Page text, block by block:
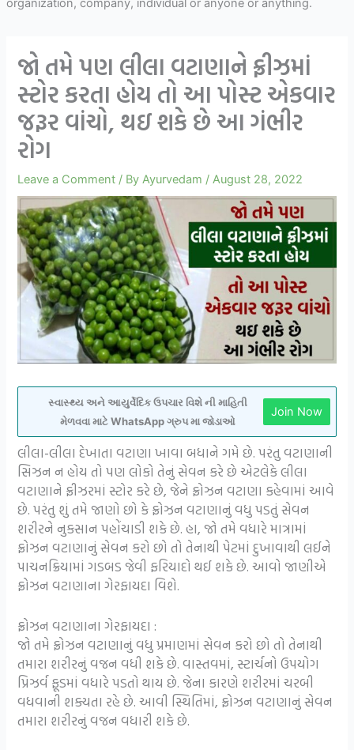
organization, company, individual or anyone or anything.
જો તમે પણ લીલા વટાણાને ફ્રીઝમાં
સ્ટોર કરતા હોય તો આ પોસ્ટ એકવાર
જરૂર વાંચો, થઇ શકે છે આ ગંભીર
રોગ
Leave a Comment / ByAyurvedam /August 28, 2022
સ્વાસ્થ્ય અને આયુર્વેદિક ઉપચાર વિશે ની માહિતી
મેળવવા માટે WhatsApp ગ્રુપ મા જોડાઓ
Join Now
લીલા-લીલા દેખાતા વટાણા ખાવા બધાને ગમે છે. પરંતુ વટાણાની
સિઝન ન હોય તો પણ લોકો તેનું સેવન કરે છે એટલેકે લીલા
વટાણાને ફ્રીઝરમાં સ્ટોર કરે છે, જેને ફ્રોઝન વટાણા કહેવામાં આવે
છે. પરંતુ શું તમે જાણો છો કે ફ્રોઝન વટાણાનું વધુ પડતું સેવન
શરીરને નુકસાન પહોંચાડી શકે છે. હા, જો તમે વધારે માત્રામાં
ફ્રોઝન વટાણાનું સેવન કરો છો તો તેનાથી પેટમાં દુખાવાથી લઈને
પાચનક્રિયામાં ગડબડ જેવી ફરિયાદો થઈ શકે છે. આવો જાણીએ
ફ્રોઝન વટાણાના ગેરફાયદા વિશે.
ફ્રોઝન વટાણાના ગેરફાયદા :
જો તમે ફ્રોઝન વટાણાનું વધુ પ્રમાણમાં સેવન કરો છો તો તેનાથી
તમારા શરીરનું વજન વધી શકે છે. વાસ્તવમાં, સ્ટાર્ચનો ઉપયોગ
પ્રિઝર્વ ફૂડમાં વધારે પડતો થાય છે. જેના કારણે શરીરમાં ચરબી
વધવાની શક્યતા રહે છે. આવી સ્થિતિમાં, ફ્રોઝન વટાણાનું સેવન
તમારા શરીરનું વજન વધારી શકે છે.